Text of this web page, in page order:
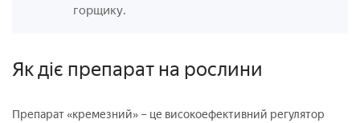
горщику.
Як діє препарат на рослини
Препарат «кремезний» – це високоефективний регулятор